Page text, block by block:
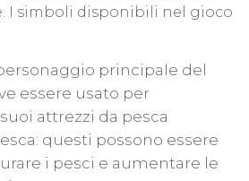
I simboli disponibili nel gioco
principale del
essere usato per
attrezzi da pesca
questi possono essere
i pesci e aumentare le